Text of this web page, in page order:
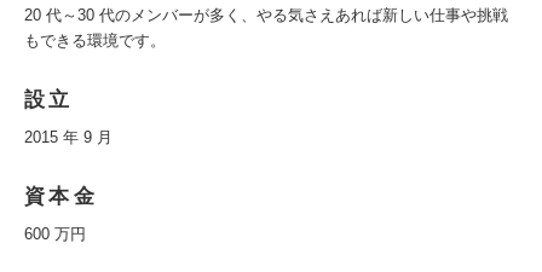
20 代～30 代のメンバーが多く、やる気さえあれば新しい仕事や挑戦
もできる環境です。
設立
2015 年 9 月
資本金
600 万円